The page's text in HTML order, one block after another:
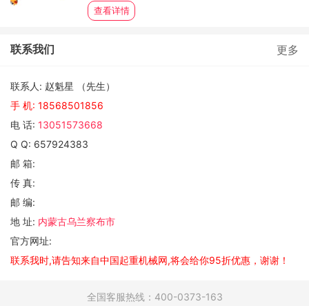
查看详情
联系我们 更多
联系人: 赵魁星 （先生）
手 机: 18568501856
电 话: 13051573668
Q Q: 657924383
邮 箱:
传 真:
邮 编:
地 址: 内蒙古乌兰察布市
官方网址:
联系我时,请告知来自中国起重机械网,将会给你95折优惠，谢谢！
全国客服热线：400-0373-163